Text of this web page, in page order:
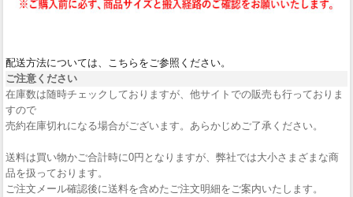
配送方法については、こちらをご参照ください。
ご注意ください
在庫数は随時チェックしておりますが、他サイトでの販売も行っておりま
すので
売約在庫切れになる場合がございます。あらかじめご了承ください。
送料は買い物かご合計時に0円となりますが、弊社では大小さまざまな商
品を扱っております。
ご注文メール確認後に送料を含めたご注文明細をご案内いたします。